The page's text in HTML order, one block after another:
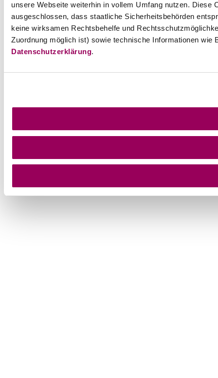
unsere Webseite weiterhin in vollem Umfang nutzen.
ausgeschlossen, dass staatliche Sicherheitsbehörden
keine wirksamen Rechtsbehelfe und
Zuordnung möglich ist) sowie technische Informationen
Datenschutzerklärung.